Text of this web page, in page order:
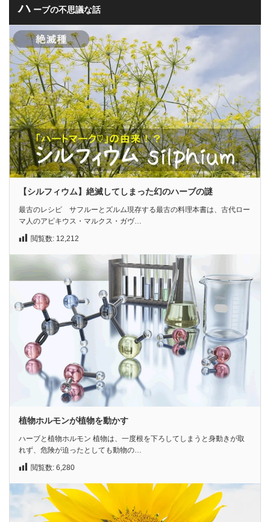
ハ ーブの不思議な話
【シルフィウム】絶滅してしまった幻のハーブの謎
最古のレシピ サフルーとズルム現存する最古の料理本書は、古代ロー
マ人のアピキウス・マルクス・ガヴ…
閲覧数: 12,212
植物ホルモンが植物を動かす
ハーブと植物ホルモン 植物は、一度根を下ろしてしまうと身動きが取
れず、危険が迫ったとしても動物の…
閲覧数: 6,280